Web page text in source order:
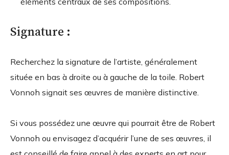
Signature :
Recherchez la signature de l’artiste, généralement
située en bas à droite ou à gauche de la toile. Robert
Vonnoh signait ses œuvres de manière distinctive.
Si vous possédez une œuvre qui pourrait être de Robert
Vonnoh ou envisagez d’acquérir l’une de ses œuvres, il